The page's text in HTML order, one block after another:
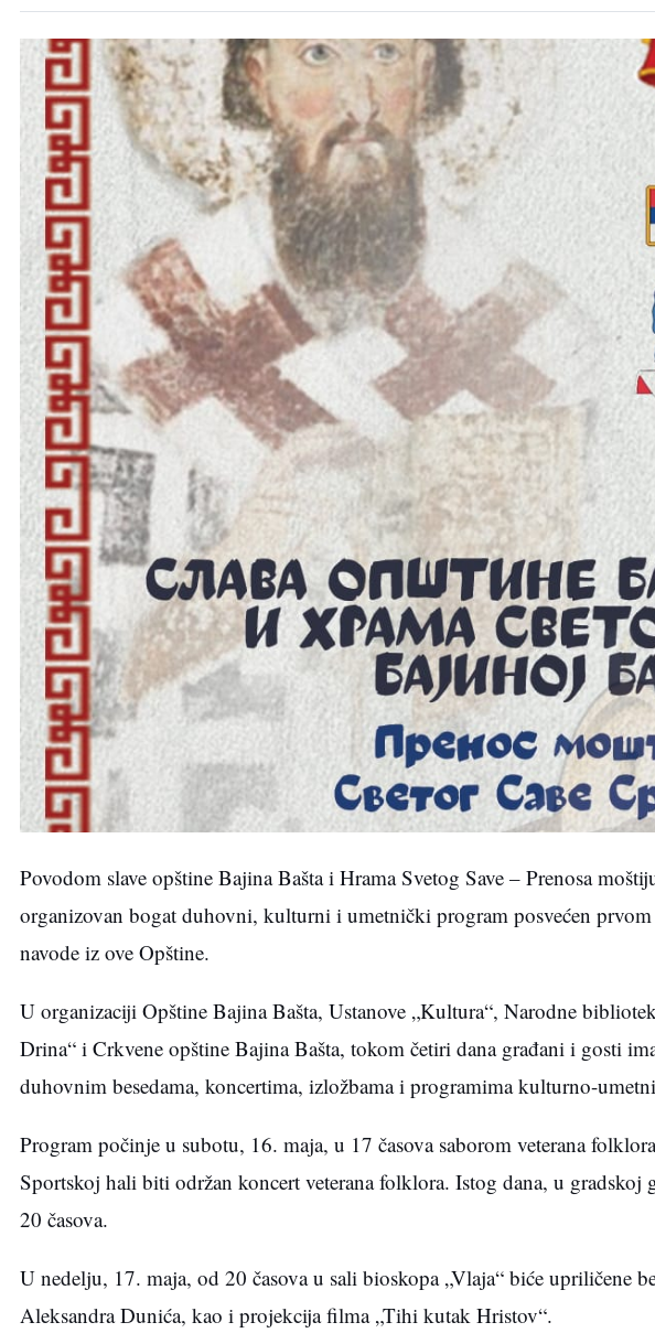
Povodom slave opštine Bajina Bašta i Hrama Svetog Save – Prenosa
organizovan bogat duhovni, kulturni i umetnički program posvećen
navode iz ove Opštine.
U organizaciji Opštine Bajina Bašta, Ustanove „Kultura“, Narodne
Drina“ i Crkvene opštine Bajina Bašta, tokom četiri dana građani i gosti
duhovnim besedama, koncertima, izložbama i programima kulturno-
Program počinje u subotu, 16. maja, u 17 časova saborom veterana
Sportskoj hali biti održan koncert veterana folklora. Istog dana, u
20 časova.
U nedelju, 17. maja, od 20 časova u sali bioskopa „Vlaja“ biće upriličene
Aleksandra Dunića, kao i projekcija filma „Tihi kutak Hristov“.